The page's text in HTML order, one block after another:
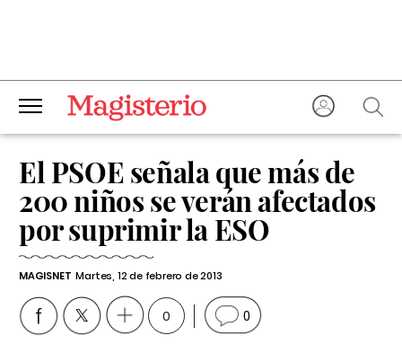
El PSOE señala que más de
200 niños se verán afectados
por suprimir la ESO
MAGISNET Martes, 12 de febrero de 2013
0 0